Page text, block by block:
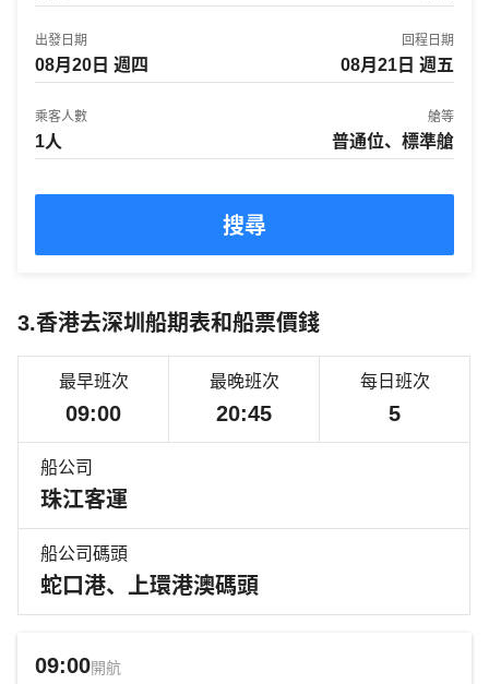
出發日期 回程日期
乘客人數
1人
艙等
普通位、標準艙
搜尋
3.香港去深圳船期表和船票價錢
最早班次
09:00
最晚班次
20:45
每日班次
5
船公司
珠江客運
船公司碼頭
蛇口港、上環港澳碼頭
09:00開航